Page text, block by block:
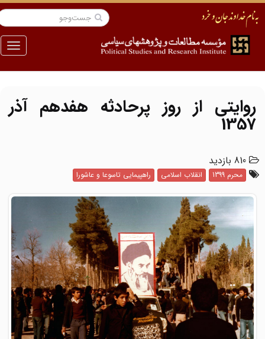
منو
روایتی از روز پرحادثه هفدهم آذر
1357
810 بازدید
محرم 1399 انقلاب اسلامی راهپیمایی تاسوعا و عاشورا